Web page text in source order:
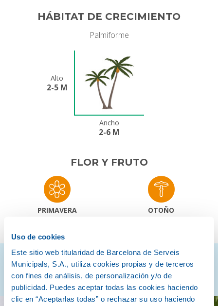
Uso de cookies
Este sitio web titularidad de Barcelona de Serveis
Municipals, S.A., utiliza cookies propias y de terceros
con fines de análisis, de personalización y/o de
publicidad. Puedes aceptar todas las cookies haciendo
clic en “Aceptarlas todas” o rechazar su uso haciendo
HÁBITAT DE CRECIMIENTO
Palmiforme
Ancho
2-6 M
Alto
2-5 M
FLOR Y FRUTO
PRIMAVERA OTOÑO
Descubre cómo son